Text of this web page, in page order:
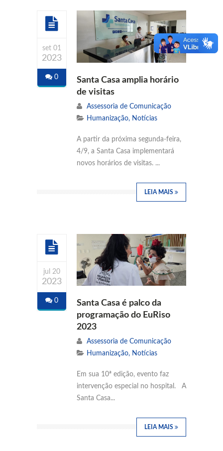
set 01
2023
0
Santa Casa amplia horário
de visitas
Assessoria de Comunicação
Humanização, Notícias
A partir da próxima segunda-feira,
4/9, a Santa Casa implementará
novos horários de visitas. ...
LEIA MAIS
jul 20
2023
0
Santa Casa é palco da
programação do EuRiso
2023
Assessoria de Comunicação
Humanização, Notícias
Em sua 10ª edição, evento faz
intervenção especial no hospital. A
Santa Casa...
LEIA MAIS